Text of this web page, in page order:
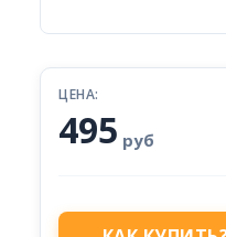
ЦЕНА:
495 руб